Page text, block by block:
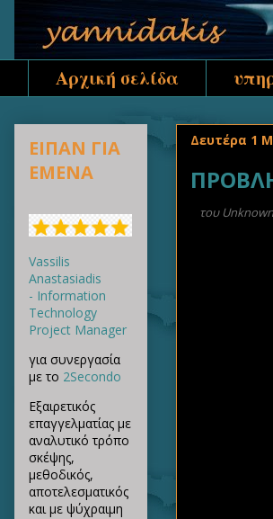
Αρχική σελίδα
Δευτέρα 1
του Unknown
ΕΙΠΑΝ ΓΙΑ
ΕΜΕΝΑ
Vassilis
Anastasiadis
- Information
Technology
Project Manager
για συνεργασία
με το 2Secondo
Εξαιρετικός
επαγγελματίας με
αναλυτικό τρόπο
σκέψης,
μεθοδικός,
αποτελεσματικός
και με ψύχραιμη